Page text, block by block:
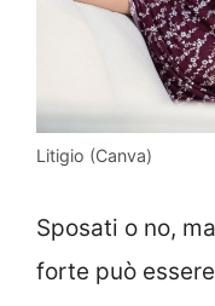
Litigio (Canva)
Sposati o no,
forte può